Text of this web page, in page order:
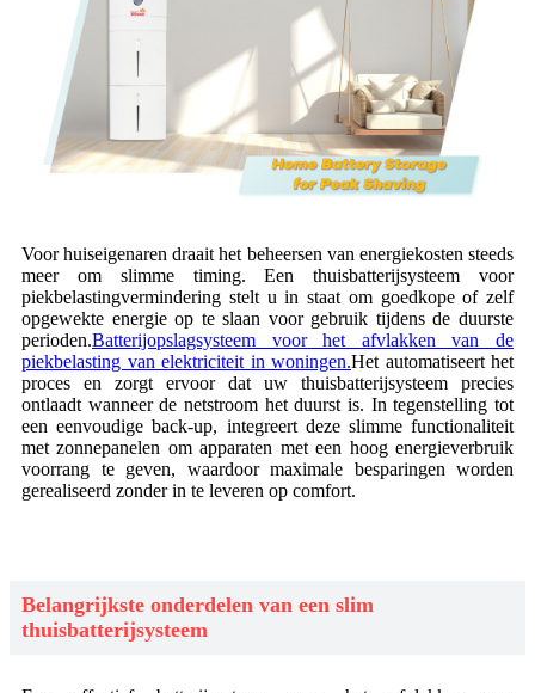
Voor huiseigenaren draait het beheersen van energiekosten steeds
meer om slimme timing. Een thuisbatterijsysteem voor
piekbelastingvermindering stelt u in staat om goedkope of zelf
opgewekte energie op te slaan voor gebruik tijdens de duurste
perioden.Batterijopslagsysteem voor het afvlakken van de
piekbelasting van elektriciteit in woningen.Het automatiseert het
proces en zorgt ervoor dat uw thuisbatterijsysteem precies
ontlaadt wanneer de netstroom het duurst is. In tegenstelling tot
een eenvoudige back-up, integreert deze slimme functionaliteit
met zonnepanelen om apparaten met een hoog energieverbruik
voorrang te geven, waardoor maximale besparingen worden
gerealiseerd zonder in te leveren op comfort.
Belangrijkste onderdelen van een slim
thuisbatterijsysteem